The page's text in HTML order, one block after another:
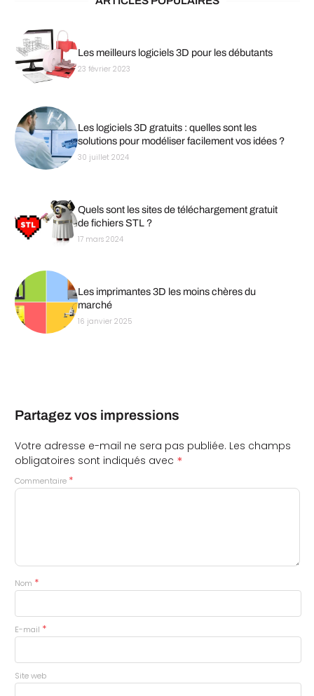
Les meilleurs logiciels 3D pour les débutants
23 février 2023
Les logiciels 3D gratuits : quelles sont les
solutions pour modéliser facilement vos idées ?
30 juillet 2024
Quels sont les sites de téléchargement gratuit
de fichiers STL ?
17 mars 2024
Les imprimantes 3D les moins chères du
marché
16 janvier 2025
Partagez vos impressions
Votre adresse e-mail ne sera pas publiée. Les champs
obligatoires sont indiqués avec *
Commentaire *
Nom *
E-mail *
Site web